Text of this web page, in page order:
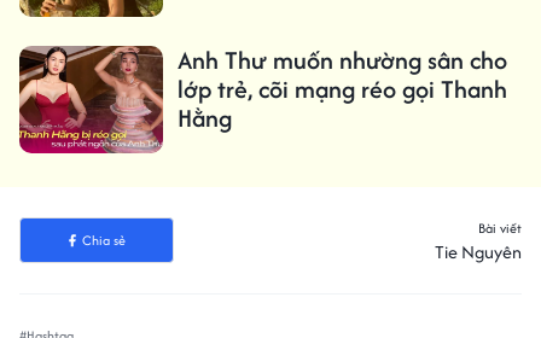
Anh Thư muốn nhường sân cho
lớp trẻ, cõi mạng réo gọi Thanh
Hằng
Chia sẻ
Bài viết
Tie Nguyên